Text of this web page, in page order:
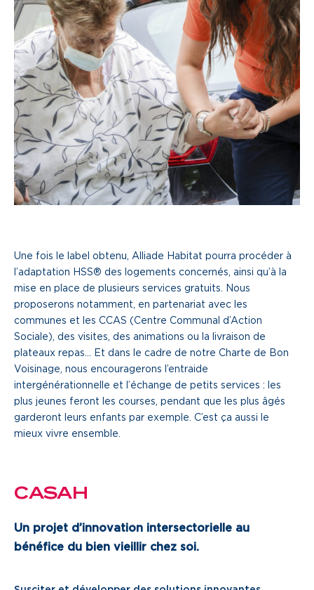
Une fois le label obtenu, Alliade Habitat pourra procéder à
l’adaptation HSS® des logements concernés, ainsi qu’à la
mise en place de plusieurs services gratuits. Nous
proposerons notamment, en partenariat avec les
communes et les CCAS (Centre Communal d’Action
Sociale), des visites, des animations ou la livraison de
plateaux repas… Et dans le cadre de notre Charte de Bon
Voisinage, nous encouragerons l’entraide
intergénérationnelle et l’échange de petits services : les
plus jeunes feront les courses, pendant que les plus âgés
garderont leurs enfants par exemple. C’est ça aussi le
mieux vivre ensemble.
CASAH
Un projet d’innovation intersectorielle au
bénéfice du bien vieillir chez soi.